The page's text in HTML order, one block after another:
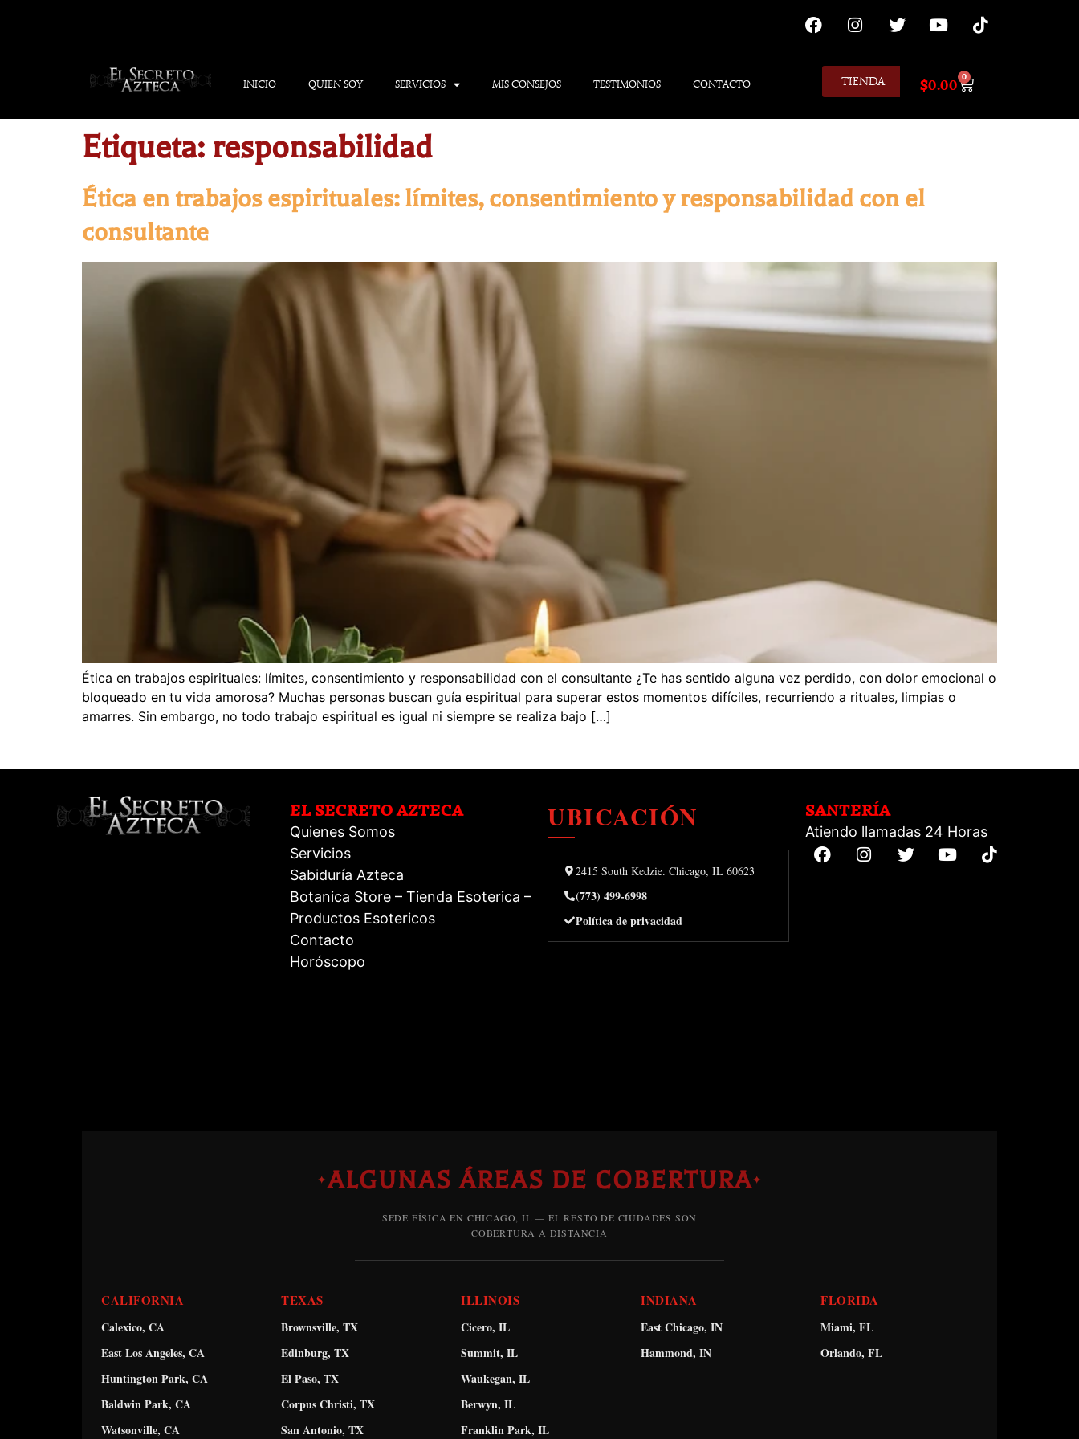
INICIO QUIEN SOY SERVICIOS MIS CONSEJOS TESTIMONIOS CONTACTO TIENDA $0.00 0
Etiqueta: responsabilidad
Ética en trabajos espirituales: límites, consentimiento y responsabilidad con el
consultante
Ética en trabajos espirituales: límites, consentimiento y responsabilidad con el consultante ¿Te has sentido alguna vez perdido, con dolor emocional o
bloqueado en tu vida amorosa? Muchas personas buscan guía espiritual para superar estos momentos difíciles, recurriendo a rituales, limpias o
amarres. Sin embargo, no todo trabajo espiritual es igual ni siempre se realiza bajo […]
EL SECRETO AZTECA
Quienes Somos
Servicios
Sabiduría Azteca
Botanica Store – Tienda Esoterica –
Productos Esotericos
Contacto
Horóscopo
UBICACIÓN
2415 South Kedzie. Chicago, IL 60623
(773) 499-6998
Política de privacidad
SANTERÍA
Atiendo llamadas 24 Horas
✦ALGUNAS ÁREAS DE COBERTURA✦
SEDE FÍSICA EN CHICAGO, IL — EL RESTO DE CIUDADES SON
COBERTURA A DISTANCIA
CALIFORNIA
Calexico, CA
East Los Angeles, CA
Huntington Park, CA
Baldwin Park, CA
Watsonville, CA
TEXAS
Brownsville, TX
Edinburg, TX
El Paso, TX
Corpus Christi, TX
San Antonio, TX
ILLINOIS
Cicero, IL
Summit, IL
Waukegan, IL
Berwyn, IL
Franklin Park, IL
INDIANA
East Chicago, IN
Hammond, IN
FLORIDA
Miami, FL
Orlando, FL